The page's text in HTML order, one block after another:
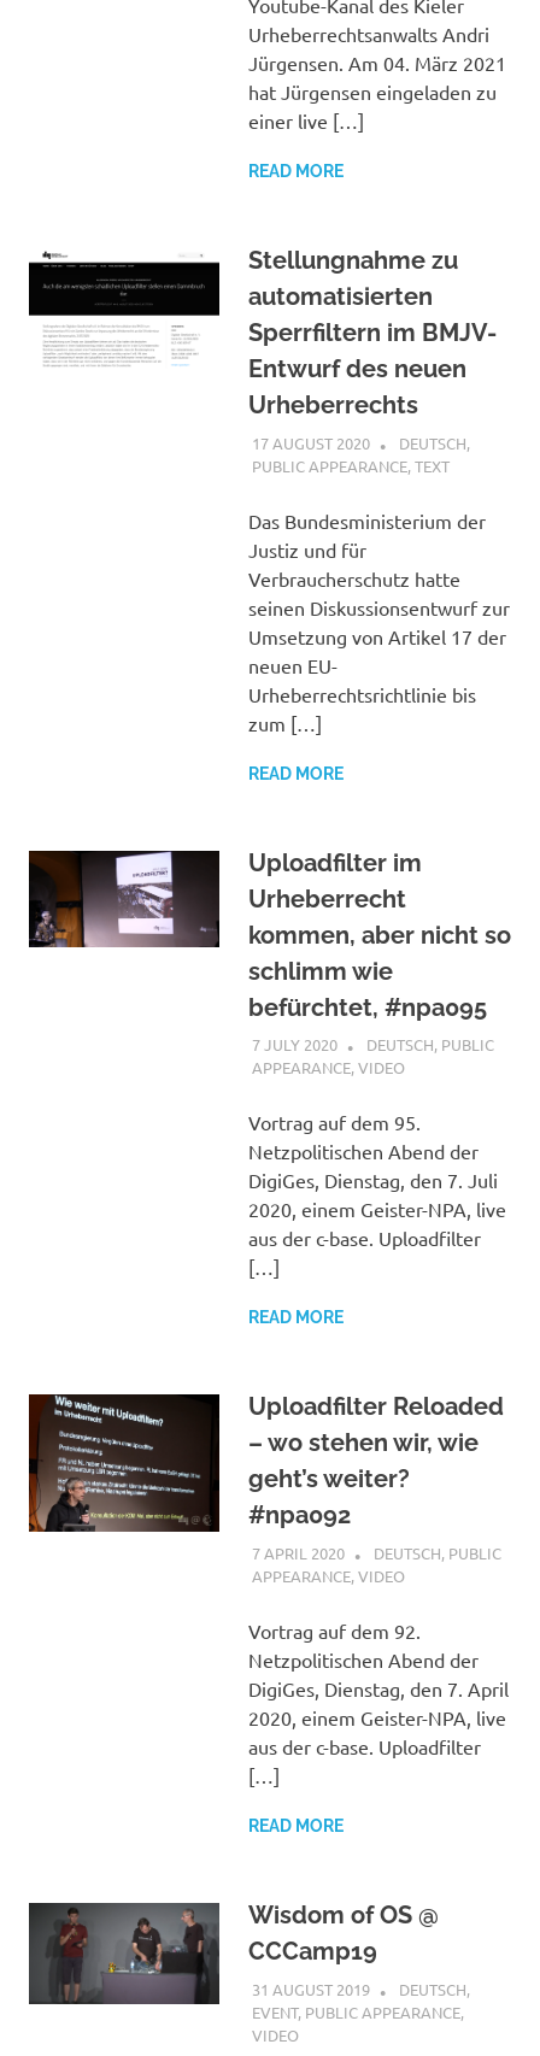
Youtube-Kanal des Kieler
Urheberrechtsanwalts Andri
Jürgensen. Am 04. März 2021
hat Jürgensen eingeladen zu
einer live […]
READ MORE
Stellungnahme zu
automatisierten
Sperrfiltern im BMJV-
Entwurf des neuen
Urheberrechts
17 AUGUST 2020 VGRASS
DEUTSCH,
PUBLIC APPEARANCE,TEXT
Das Bundesministerium der
Justiz und für
Verbraucherschutz hatte
seinen Diskussionsentwurf zur
Umsetzung von Artikel 17 der
neuen EU-
Urheberrechtsrichtlinie bis
zum […]
READ MORE
Uploadfilter im
Urheberrecht
kommen, aber nicht so
schlimm wie
befürchtet, #npa095
7 JULY 2020 VGRASS
DEUTSCH, PUBLIC
APPEARANCE,VIDEO
Vortrag auf dem 95.
Netzpolitischen Abend der
DigiGes, Dienstag, den 7. Juli
2020, einem Geister-NPA, live
aus der c-base. Uploadfilter
[…]
READ MORE
Uploadfilter Reloaded
– wo stehen wir, wie
geht’s weiter?
#npa092
7 APRIL 2020 VGRASS
DEUTSCH, PUBLIC
APPEARANCE,VIDEO
Vortrag auf dem 92.
Netzpolitischen Abend der
DigiGes, Dienstag, den 7. April
2020, einem Geister-NPA, live
aus der c-base. Uploadfilter
[…]
READ MORE
Wisdom of OS @
CCCamp19
31 AUGUST 2019 VGRASS
DEUTSCH,
EVENT, PUBLIC APPEARANCE,
VIDEO